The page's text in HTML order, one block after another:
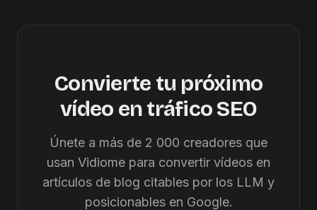
Convierte tu próximo
vídeo en tráfico SEO
Únete a más de 2 000 creadores que
usan Vidiome para convertir vídeos en
artículos de blog citables por los LLM y
posicionables en Google.